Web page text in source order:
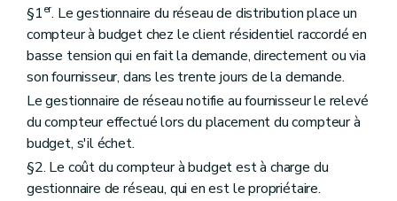
§1er. Le gestionnaire du réseau de distribution place un
compteur à budget chez le client résidentiel raccordé en
basse tension qui en fait la demande, directement ou via
son fournisseur, dans les trente jours de la demande.
Le gestionnaire de réseau notifie au fournisseur le relevé
du compteur effectué lors du placement du compteur à
budget, s'il échet.
§2. Le coût du compteur à budget est à charge du
gestionnaire de réseau, qui en est le propriétaire.